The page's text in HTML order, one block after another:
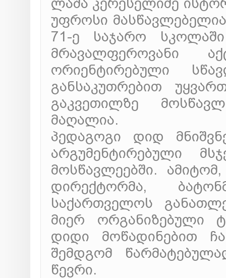
უფროსი
71-ე საჯარო
მრავალფეროვანი
ორიენტირებული
განსაკუთრებით
გაკვეთილზე
მაღალია.
პედაგოგი დიდ
არგუმენტირებული
მოსწავლეებში.
დირექტორმა,
საქართველოს
მიერ ორგანიზებული
დიდი მოწადინებით
შემდგომ
წევრი.